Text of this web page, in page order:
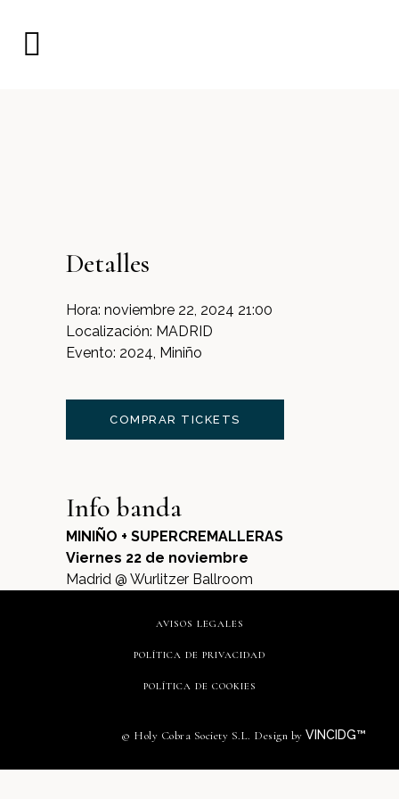
Detalles
Hora: noviembre 22, 2024 21:00
Localización: MADRID
Evento: 2024, Miniño
COMPRAR TICKETS
Info banda
MINIÑO + SUPERCREMALLERAS
Viernes 22 de noviembre
Madrid @ Wurlitzer Ballroom
AVISOS LEGALES
POLÍTICA DE PRIVACIDAD
POLÍTICA DE COOKIES
© Holy Cobra Society S.L. Design by VINCIDG™